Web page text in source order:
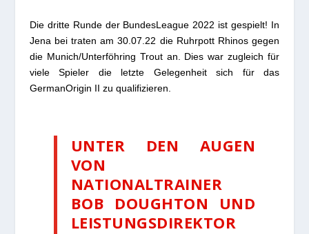
Die dritte Runde der BundesLeague 2022 ist gespielt! In
Jena bei traten am 30.07.22 die Ruhrpott Rhinos gegen
die Munich/Unterföhring Trout an. Dies war zugleich für
viele Spieler die letzte Gelegenheit sich für das
GermanOrigin II zu qualifizieren.
UNTER DEN AUGEN
VON
NATIONALTRAINER
BOB DOUGHTON UND
LEISTUNGSDIREKTOR